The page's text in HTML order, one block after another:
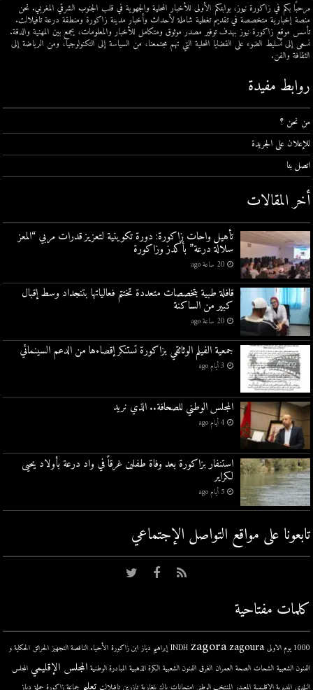
مرحبًا بكم في زاكورة نيوز، بوابتكم الأولى للأخبار المحلية والجهوية في قلب الجنوب الشرقي المغربي. نحن
منصة إخبارية متخصصة في تقديم تغطية شاملة لأحداث وأخبار مدينة زاكورة ومنطقة درعة تافيلالت.
تأسس موقع زاكورة نيوز بهدف توفير مصدر موثوق ومتكامل للأخبار والمعلومات، يجمع بين المهنية والدقة.
نسعى إلى تسليط الضوء على القضايا المحلية التي تهم مجتمعنا، من السياسة إلى التكنولوجيا، ومن الرياضة إلى
الثقافة والفن.
روابط مفيدة
من نحن ؟
للإعلان على الجريدة
اتصل بنا
أخر المقالات
تأهيل واحات زاكورة: دورة تكوينية لتعزيز قدرات مربي “المعز
سلالة درعة” بأكدز وزاكورة
20 ساعة ago
قافلة طبية بتخصصات متعددة تختتم فعالياتها بتنجداد وسط إقبال
كبير من الساكنة
20 ساعة ago
جمعية الفيلم الوثائقي بزاكورة تستنكر إقصاءها من الدعم السينمائي
3 أيام ago
المجلس الوطني للصحافة.. الذي نريد
4 أيام ago
استنفار بزاكورة بعد وفاة طفلين غرقاً في واد درعة بأولاد يحيى
لكراير
5 أيام ago
تابعونا على مواقع التواصل اﻹجتماعي
كلمات مفتاحية
1000 يوم الاولى INDH zagora zagoura إبراهيم دياز ابن زاكورة الأحياء الناقصة التجهيز الحرائق الحكاية و
الفنون الشعبية الشحات الصحة العمران الغرق الفنون الشعبية الكرة الذهبية المبادرة الوطنية المجلس الإقليمي المجلس